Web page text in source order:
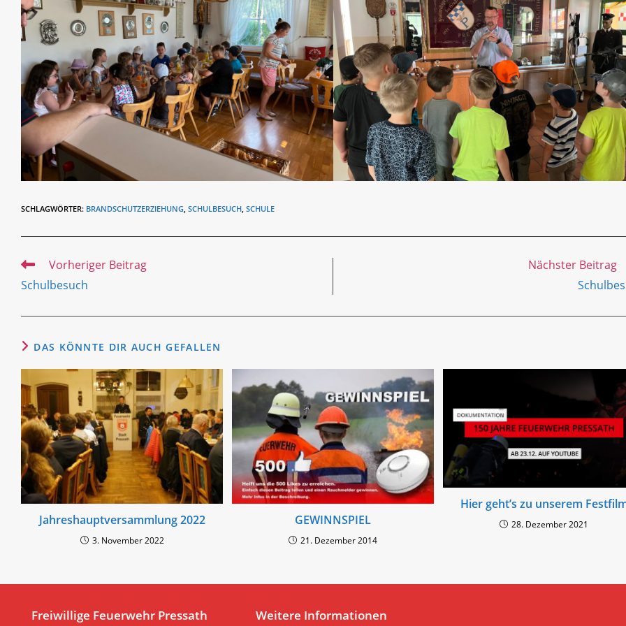
SCHLAGWÖRTER: BRANDSCHUTZERZIEHUNG SCHULBESUCH SCHULE
Weitere
ansehen
Vorheriger Beitrag
Schulbesuch
Nächster Beitrag
DAS KÖNNTE DIR AUCH GEFALLEN
Jahreshauptversammlung 2022
3. November 2022
GEWINNSPIEL
21. Dezember 2014
Hier geht’s zu unserem
28. Dezember 2021
Freiwillige Feuerwehr Pressath Weitere Informationen